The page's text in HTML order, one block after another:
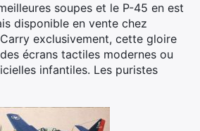
soupes et le P-45 en est
disponible en vente chez
exclusivement, cette gloire
écrans tactiles modernes ou
infantiles. Les puristes